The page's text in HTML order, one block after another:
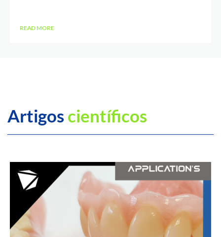
READ MORE
Artigoscientíficos